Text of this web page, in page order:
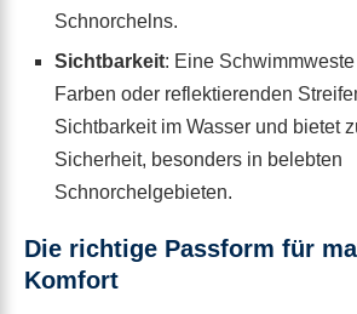
Schnorchelns.
Sichtbarkeit: Eine
Farben oder reflektierenden
Sichtbarkeit im Wasser und bietet
Sicherheit, besonders in belebten
Schnorchelgebieten.
Die richtige Passform für
Komfort